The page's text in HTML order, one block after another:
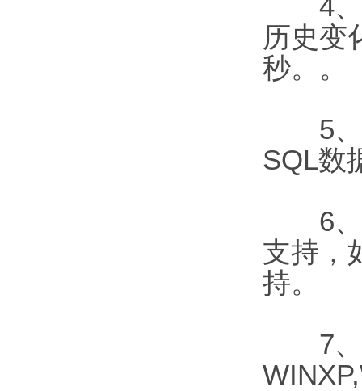
历史变
秒。。
5、
SQL数
6、
支持，
持。
7、